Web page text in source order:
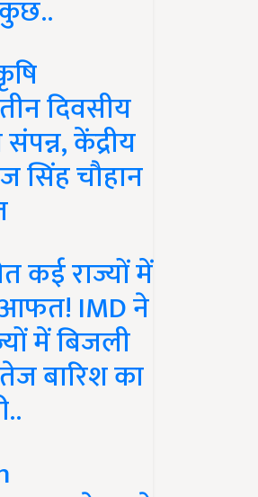
दिवसीय
केंद्रीय
सिंह चौहान
कई राज्यों में
आफत! IMD ने
में बिजली
बारिश का